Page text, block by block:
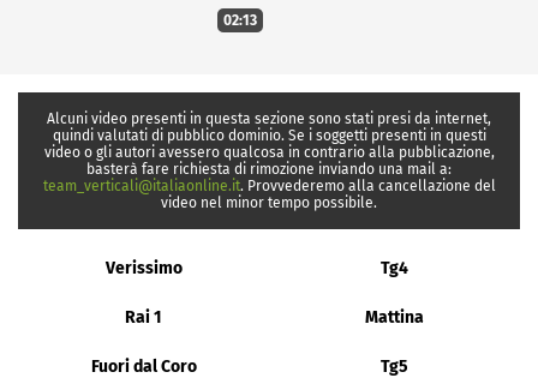
02:13
Alcuni video presenti in questa sezione sono stati presi da internet,
quindi valutati di pubblico dominio. Se i soggetti presenti in questi
video o gli autori avessero qualcosa in contrario alla pubblicazione,
basterà fare richiesta di rimozione inviando una mail a:
team_verticali@italiaonline.it. Provvederemo alla cancellazione del
video nel minor tempo possibile.
Verissimo Tg4
Rai 1 Mattina
Fuori dal Coro Tg5